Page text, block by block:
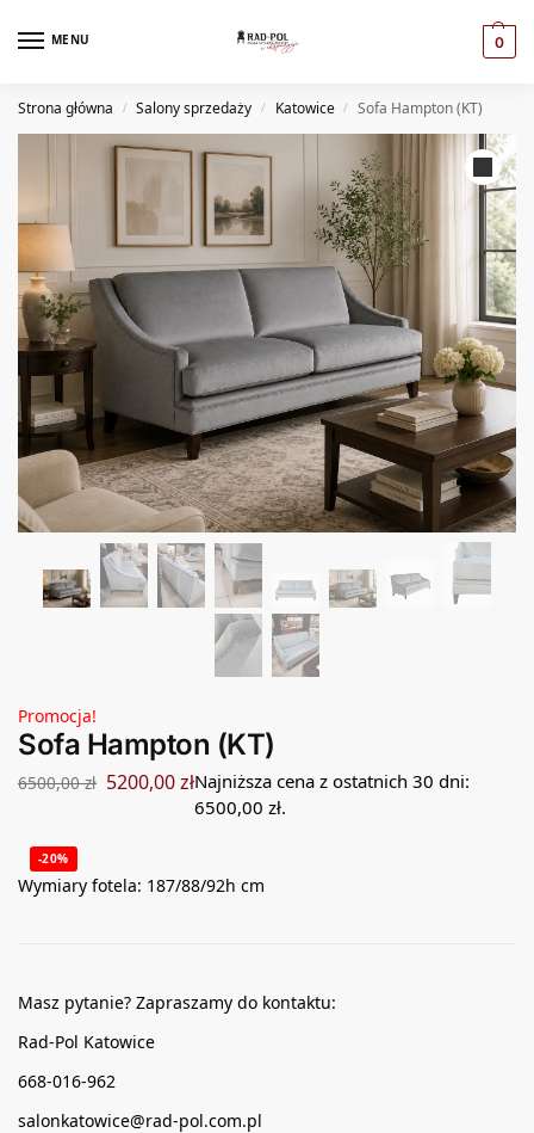
MENU 0
Strona główna / Salony sprzedaży / Katowice / Sofa Hampton (KT)
Promocja!
Sofa Hampton (KT)
6500,00zł 5200,00złNajniższa cena z ostatnich 30 dni:
6500,00 zł.
-20%
Wymiary fotela: 187/88/92h cm
Masz pytanie? Zapraszamy do kontaktu:
Rad-Pol Katowice
668-016-962
salonkatowice@rad-pol.com.pl